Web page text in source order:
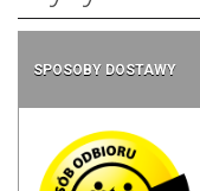
SPOSOBY DOSTAWY